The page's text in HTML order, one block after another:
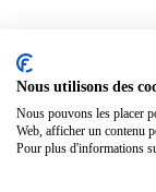
Nous utilisons des
Nous pouvons les placer
Web, afficher un contenu
Pour plus d'informations